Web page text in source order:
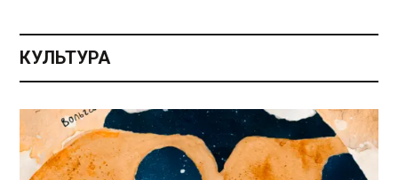
КУЛЬТУРА